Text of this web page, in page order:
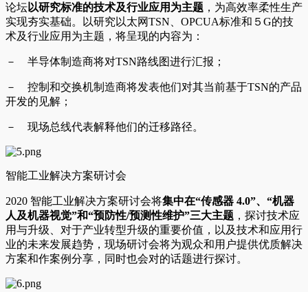
论坛以研究标准的技术及行业应用为主题 ，为高效率柔性生产
实现夯实基础。以研究以太网TSN、OPCUA标准和５G的技
术及行业应用为主题，将呈现的内容为：
－ 半导体制造商将对TSN路线图进行汇报；
－ 控制和交换机制造商将发表他们对其当前基于TSN的产品
开发的见解；
－ 现场总线代表解释他们的迁移路径。
智能工业解决方案研讨会
2020 智能工业解决方案研讨会将集中在“传感器 4.0”、“机器
人及机器视觉”和“预防性/预测性维护”三大主题 ，探讨技术应
用与升级、对于产业转型升级的重要价值，以及技术和应用行
业的未来发展趋势，现场研讨会将为观众和用户提供优质解决
方案和作案例分享，同时也会对的话题进行探讨。